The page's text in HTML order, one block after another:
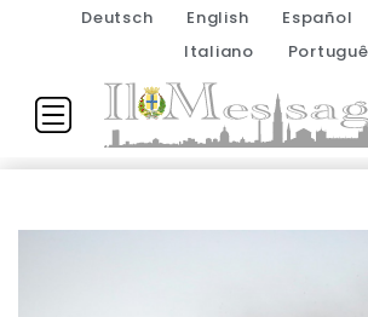
Deutsch English Español
Italiano